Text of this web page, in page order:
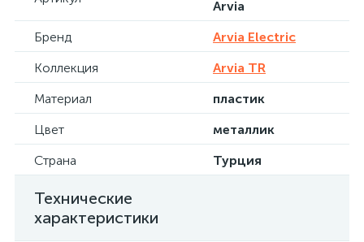
Arvia
Бренд
Arvia Electric
Коллекция
Arvia TR
Материал
пластик
Цвет
металлик
Страна
Турция
Технические
характеристики